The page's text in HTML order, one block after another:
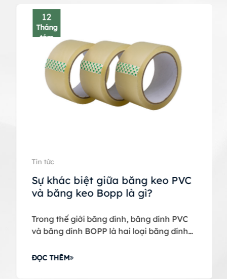
12
Tháng
tám
Tin tức
Sự khác biệt giữa băng keo PVC
và băng keo Bopp là gì?
Trong thế giới băng dính, băng dính PVC
và băng dính BOPP là hai loại băng dính
ĐỌC THÊM